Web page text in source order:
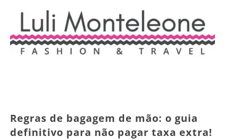
Regras de bagagem de mão: o guia
definitivo para não pagar taxa extra!